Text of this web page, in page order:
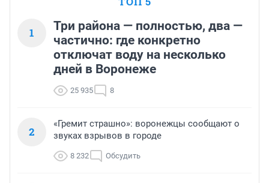
1
Три района — полностью, два —
частично: где конкретно
отключат воду на несколько
дней в Воронеже
25 935 8
2
«Гремит страшно»: воронежцы сообщают о
звуках взрывов в городе
8 232 Обсудить